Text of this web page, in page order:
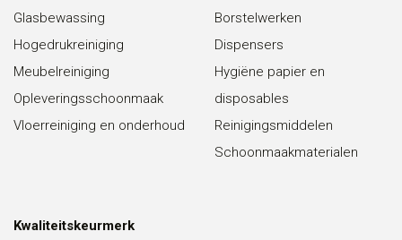
Glasbewassing
Hogedrukreiniging
Meubelreiniging
Opleveringsschoonmaak
Vloerreiniging en onderhoud
Borstelwerken
Dispensers
Hygiëne papier en
disposables
Reinigingsmiddelen
Schoonmaakmaterialen
Kwaliteitskeurmerk